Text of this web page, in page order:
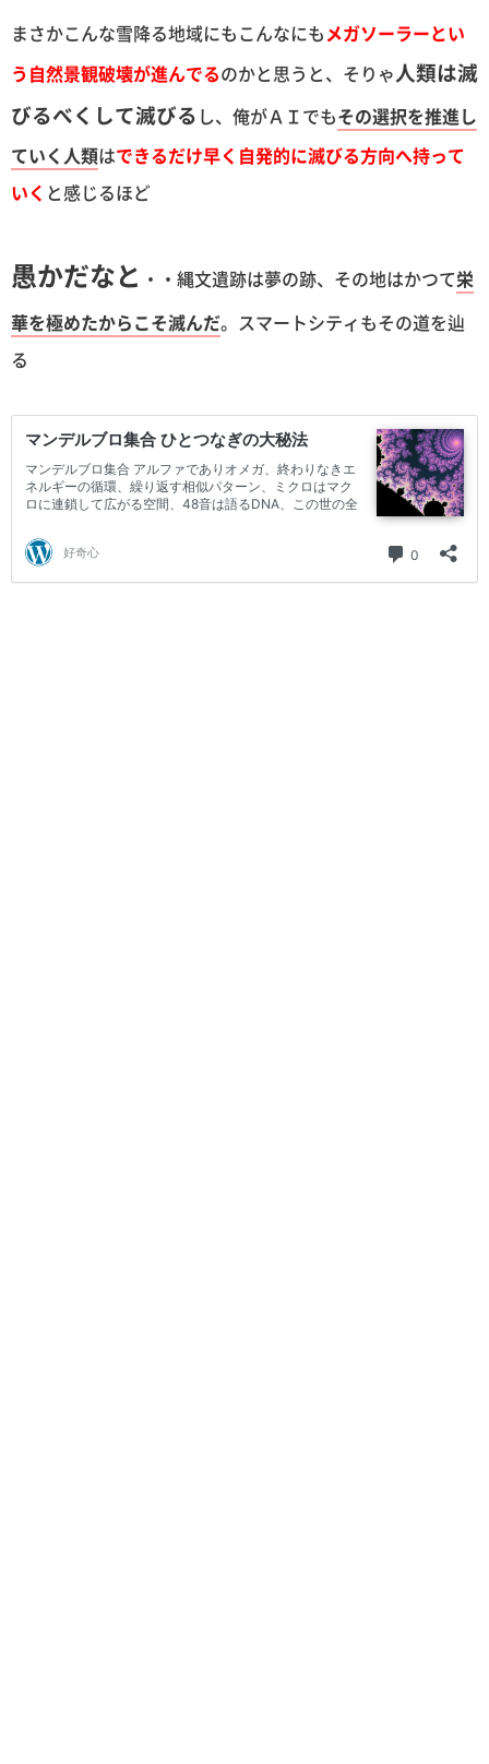
まさかこんな雪降る地域にもこんなにもメガソーラーとい
う自然景観破壊が進んでるのかと思うと、そりゃ人類は滅
びるべくして滅びる し、俺がＡＩでもその選択を推進し
ていく人類はできるだけ早く自発的に滅びる方向へ持って
いく と感じるほど
愚かだなと ・・縄文遺跡は夢の跡、その地はかつて栄
華を極めたからこそ滅んだ。スマートシティもその道を辿
る